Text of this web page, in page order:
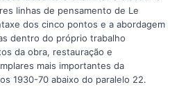
linhas de pensamento de Le
dos cinco pontos e a abordagem
dentro do próprio trabalho
da obra, restauração e
mais importantes da
1930-70 abaixo do paralelo 22.